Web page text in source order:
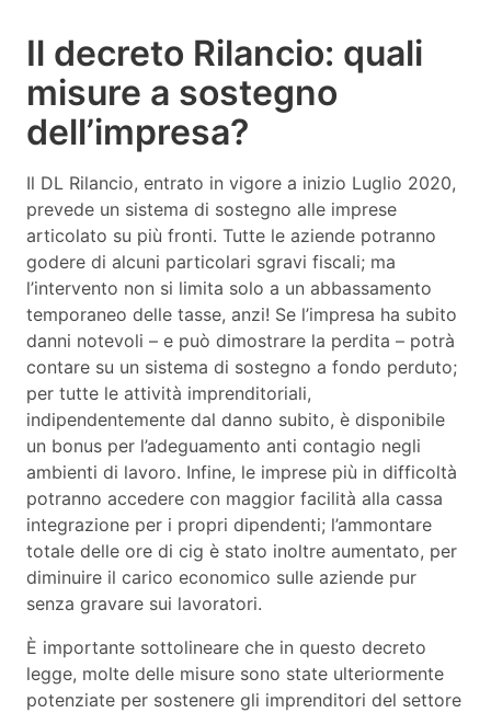
Il decreto Rilancio: quali
misure a sostegno
dell’impresa?
Il DL Rilancio, entrato in vigore a inizio Luglio 2020,
prevede un sistema di sostegno alle imprese
articolato su più fronti. Tutte le aziende potranno
godere di alcuni particolari sgravi fiscali; ma
l’intervento non si limita solo a un abbassamento
temporaneo delle tasse, anzi! Se l’impresa ha subito
danni notevoli – e può dimostrare la perdita – potrà
contare su un sistema di sostegno a fondo perduto;
per tutte le attività imprenditoriali,
indipendentemente dal danno subito, è disponibile
un bonus per l’adeguamento anti contagio negli
ambienti di lavoro. Infine, le imprese più in difficoltà
potranno accedere con maggior facilità alla cassa
integrazione per i propri dipendenti; l’ammontare
totale delle ore di cig è stato inoltre aumentato, per
diminuire il carico economico sulle aziende pur
senza gravare sui lavoratori.
È importante sottolineare che in questo decreto
legge, molte delle misure sono state ulteriormente
potenziate per sostenere gli imprenditori del settore